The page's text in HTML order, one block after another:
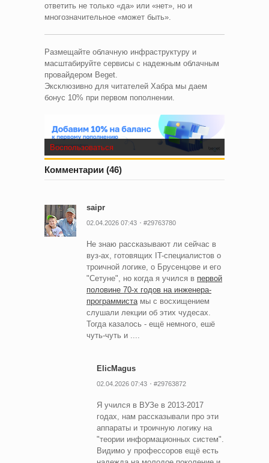
ответить не только «да» или «нет», но и
многозначительное «может быть».
Размещайте облачную инфраструктуру и
масштабируйте сервисы с надежным облачным
провайдером Beget.
Эксклюзивно для читателей Хабра мы даем
бонус 10% при первом пополнении.
Воспользоваться
Комментарии (46)
saipr
02.04.2026 07:43 #29763780
Не знаю рассказывают ли сейчас в
вуз-ах, готовящих IT-специалистов о
троичной логике, о Брусенцове и его
"Сетуне", но когда я учился в первой
половине 70-х годов на инженера-
программистамы с восхищением
слушали лекции об этих чудесах.
Тогда казалось - ещё немного, ешё
чуть-чуть и ....
ElicMagus
02.04.2026 07:43 #29763872
Я учился в ВУЗе в 2013-2017
годах, нам рассказывали про эти
аппараты и троичную логику на
"теории информационных систем".
Видимо у профессоров ещё есть